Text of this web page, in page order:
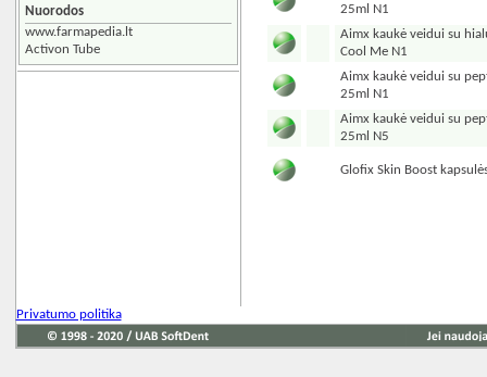
Nuorodos
www.farmapedia.lt
Activon Tube
25ml N1
Aimx kaukė veidui su
Cool Me N1
Aimx kaukė veidui su
25ml N1
Aimx kaukė veidui su
25ml N5
Glofix Skin Boost
Privatumo politika